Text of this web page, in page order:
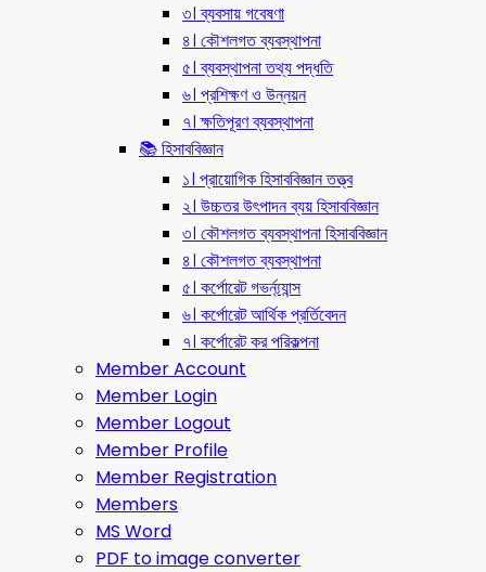
৩। ব্যবসায় গবেষণা
৪। কৌশলগত ব্যবস্থাপনা
৫। ব্যবস্থাপনা তথ্য পদ্ধতি
৬। প্রশিক্ষণ ও উন্নয়ন
৭। ক্ষতিপূরণ ব্যবস্থাপনা
📚 হিসাববিজ্ঞান
১। প্রায়োগিক হিসাববিজ্ঞান তত্ত্ব
২। উচ্চতর উৎপাদন ব্যয় হিসাববিজ্ঞান
৩। কৌশলগত ব্যবস্থাপনা হিসাববিজ্ঞান
৪। কৌশলগত ব্যবস্থাপনা
৫। কর্পোরেট গভর্ন্য্যান্স
৬। কর্পোরেট আর্থিক প্রর্তিবেদন
৭। কর্পোরেট কর পরিকল্পনা
Member Account
Member Login
Member Logout
Member Profile
Member Registration
Members
MS Word
PDF to image converter